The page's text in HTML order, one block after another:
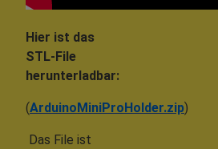
Hier ist das
STL-File
herunterladbar:
(ArduinoMiniProHolder.zip)
Das File ist